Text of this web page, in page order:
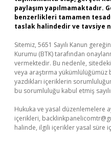
paylaşım yapılmamaktadır.
benzerlikleri tamamen
taslak halindedir ve tavsiye
Sitemiz, 5651 Sayılı Kanun
Kurumu (BTK) tarafından
vermektedir. Bu nedenle,
veya araştırma
yazdıkları içeriklerin
bu sorumluluğu kabul etmiş
Hukuka ve yasal düzenlemelere
içerikleri,
halinde, ilgili içerikler yasal süre